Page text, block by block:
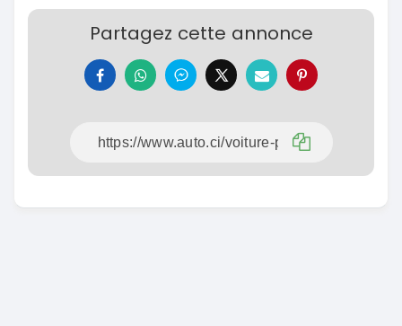
Partagez cette annonce